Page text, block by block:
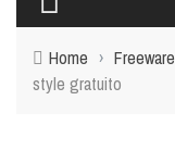
Home › Freeware
style gratuito